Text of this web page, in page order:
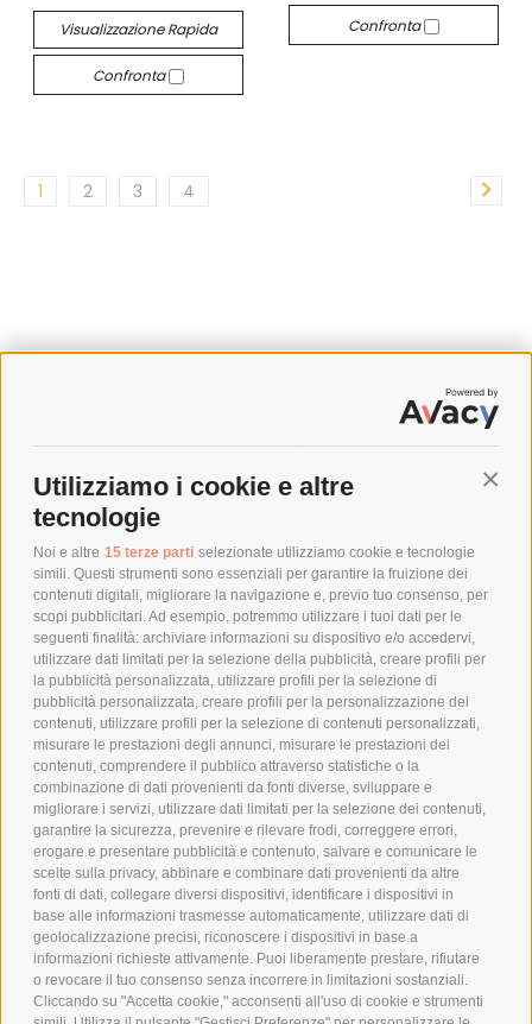
Utilizziamo i cookie e altre
tecnologie
Noi e altre 15 terze parti selezionate utilizziamo cookie e tecnologie
simili. Questi strumenti sono essenziali per garantire la fruizione dei
contenuti digitali, migliorare la navigazione e, previo tuo consenso, per
scopi pubblicitari. Ad esempio, potremmo utilizzare i tuoi dati per le
seguenti finalità: archiviare informazioni su dispositivo e/o accedervi,
utilizzare dati limitati per la selezione della pubblicità, creare profili per
la pubblicità personalizzata, utilizzare profili per la selezione di
pubblicità personalizzata, creare profili per la personalizzazione dei
contenuti, utilizzare profili per la selezione di contenuti personalizzati,
misurare le prestazioni degli annunci, misurare le prestazioni dei
contenuti, comprendere il pubblico attraverso statistiche o la
combinazione di dati provenienti da fonti diverse, sviluppare e
migliorare i servizi, utilizzare dati limitati per la selezione dei contenuti,
garantire la sicurezza, prevenire e rilevare frodi, correggere errori,
erogare e presentare pubblicità e contenuto, salvare e comunicare le
scelte sulla privacy, abbinare e combinare dati provenienti da altre
fonti di dati, collegare diversi dispositivi, identificare i dispositivi in
base alle informazioni trasmesse automaticamente, utilizzare dati di
geolocalizzazione precisi, riconoscere i dispositivi in base a
informazioni richieste attivamente. Puoi liberamente prestare, rifiutare
o revocare il tuo consenso senza incorrere in limitazioni sostanziali.
Cliccando su "Accetta cookie," acconsenti all'uso di cookie e strumenti
Visualizzazione Rapida
Confronta
Confronta
1 2 3 4
SPEDIZIONI
COSTI DI SPEDIZIONE
POLITICA DI RESO
POLICY
PRIVACY POLICY
COOKIE POLICY
PAGAMENTI SICURI
AZIENDA
CHI SIAMO
MARCHI TRATTATI
CONDOMINI